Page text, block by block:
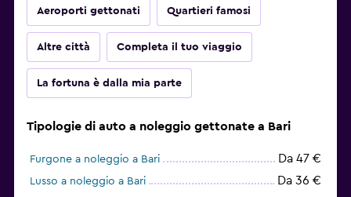
Aeroporti gettonati Quartieri famosi
Altre città Completa il tuo viaggio
La fortuna è dalla mia parte
Tipologie di auto a noleggio gettonate a Bari
Furgone a noleggio a Bari Da 47 €
Lusso a noleggio a Bari Da 36 €